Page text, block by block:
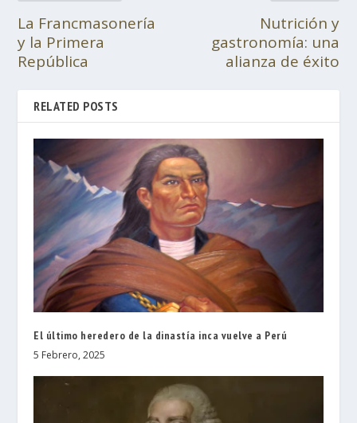
La Francmasonería
y la Primera
República
Nutrición y
gastronomía: una
alianza de éxito
RELATED POSTS
El último heredero de la dinastía inca vuelve a Perú
5 Febrero, 2025